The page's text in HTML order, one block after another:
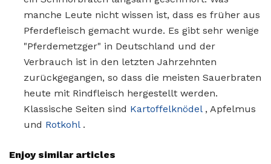
manche Leute nicht wissen ist, dass es früher aus
Pferdefleisch gemacht wurde. Es gibt sehr wenige
"Pferdemetzger" in Deutschland und der
Verbrauch ist in den letzten Jahrzehnten
zurückgegangen, so dass die meisten Sauerbraten
heute mit Rindfleisch hergestellt werden.
Klassische Seiten sind Kartoffelknödel, Apfelmus
und Rotkohl.
Enjoy similar articles